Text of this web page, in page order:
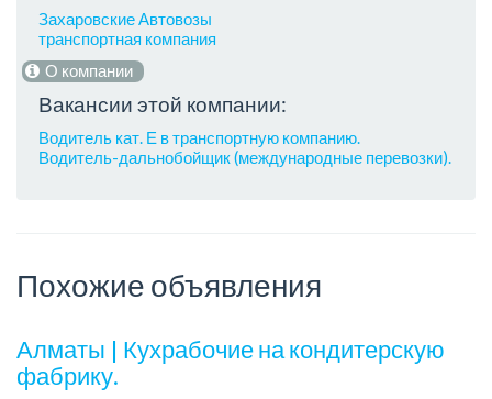
Захаровские Автовозы
транспортная компания
О компании
Вакансии этой компании:
Водитель кат. Е в транспортную компанию.
Водитель-дальнобойщик (международные перевозки).
Похожие объявления
Алматы | Кухрабочие на кондитерскую
фабрику.